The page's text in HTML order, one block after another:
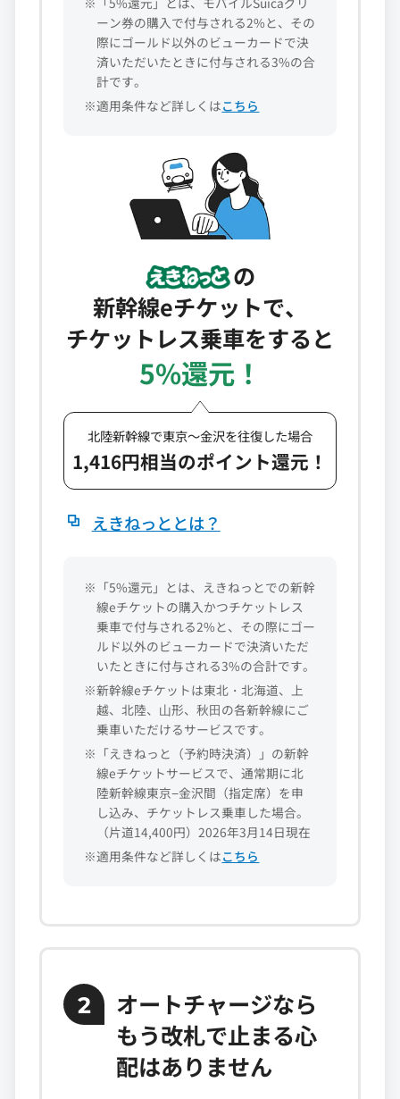
ーン券の購入で付与される2%と、その
際にゴールド以外のビューカードで決
済いただいたときに付与される3%の合
計です。
※適用条件など詳しくはこちら
の
新幹線eチケットで、
チケットレス乗車をすると
5%還元！
北陸新幹線で東京～金沢を往復した場合
1,416円相当のポイント還元！
えきねっととは？
※「5%還元」とは、えきねっとでの新幹
線eチケットの購入かつチケットレス
乗車で付与される2%と、その際にゴー
ルド以外のビューカードで決済いただ
いたときに付与される3%の合計です。
※新幹線eチケットは東北・北海道、上
越、北陸、⼭形、秋⽥の各新幹線にご
乗車いただけるサービスです。
※「えきねっと（予約時決済）」の新幹
線eチケットサービスで、通常期に北
陸新幹線東京−金沢間（指定席）を申
し込み、チケットレス乗車した場合。
（片道14,400円）2026年3月14日現在
※適用条件など詳しくはこちら
2
オートチャージなら
もう改札で止まる心
配はありません